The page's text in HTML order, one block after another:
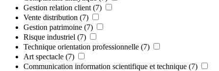
Gestion relation client (7)
Vente distribution (7)
Gestion patrimoine (7)
Risque industriel (7)
Technique orientation professionnelle (7)
Art spectacle (7)
Communication information scientifique et technique (7)